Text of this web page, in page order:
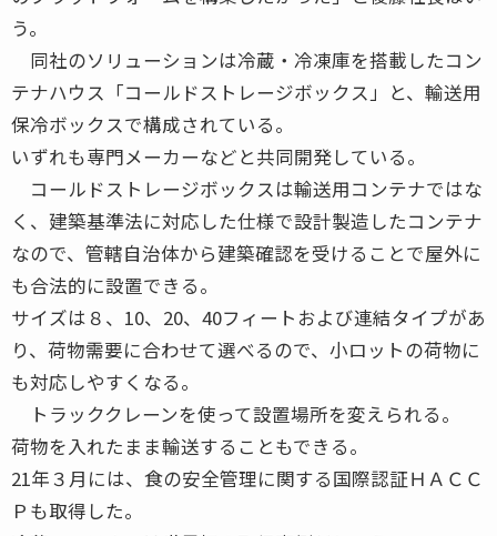
う。
同社のソリューションは冷蔵・冷凍庫を搭載したコン
テナハウス「コールドストレージボックス」と、輸送用
保冷ボックスで構成されている。
いずれも専門メーカーなどと共同開発している。
コールドストレージボックスは輸送用コンテナではな
く、建築基準法に対応した仕様で設計製造したコンテナ
なので、管轄自治体から建築確認を受けることで屋外に
も合法的に設置できる。
サイズは８、10、20、40フィートおよび連結タイプがあ
り、荷物需要に合わせて選べるので、小ロットの荷物に
も対応しやすくなる。
トラッククレーンを使って設置場所を変えられる。
荷物を入れたまま輸送することもできる。
21年３月には、食の安全管理に関する国際認証ＨＡＣＣ
Ｐも取得した。